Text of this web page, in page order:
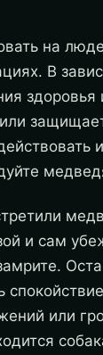
на
В
здоровья
и сам
или